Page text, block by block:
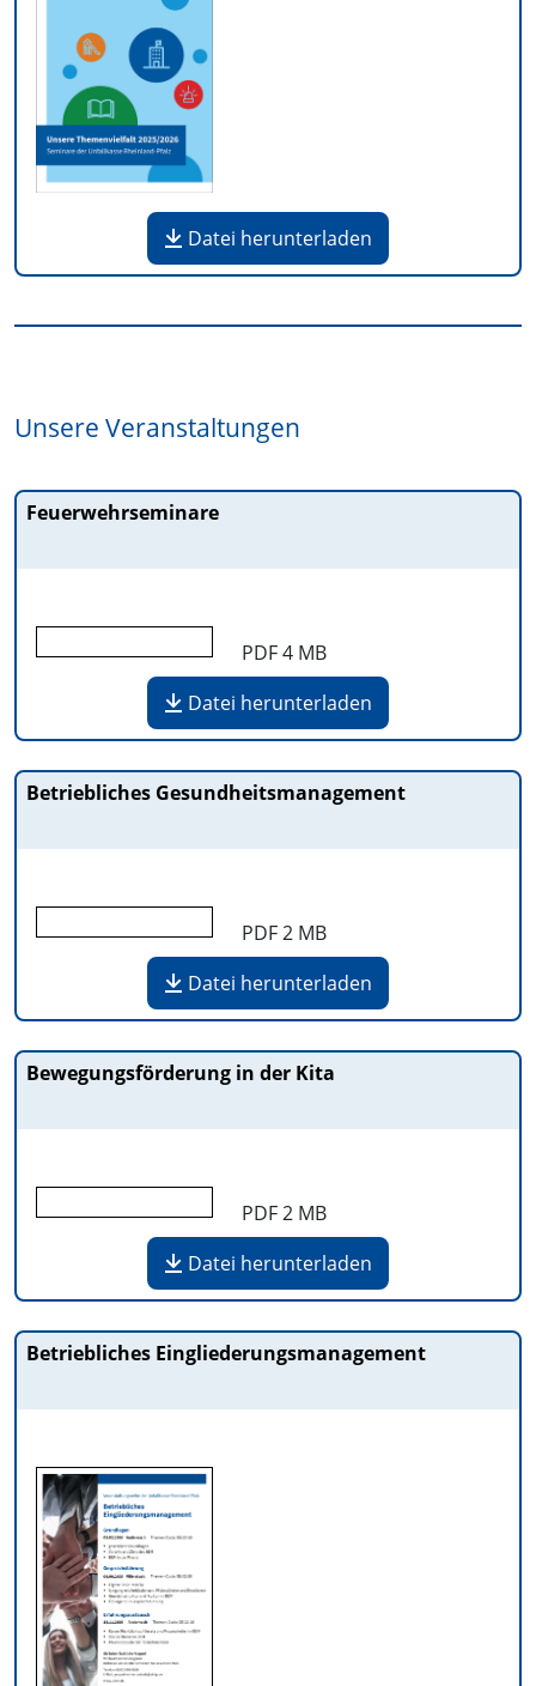
Datei herunterladen
Unsere Veranstaltungen
Feuerwehrseminare
PDF4 MB
Datei herunterladen
Betriebliches Gesundheitsmanagement
PDF2 MB
Datei herunterladen
Bewegungsförderung in der Kita
PDF2 MB
Datei herunterladen
Betriebliches Eingliederungsmanagement